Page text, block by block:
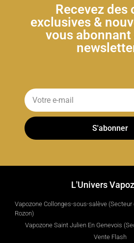
Recevez des
exclusives &
vous abonnant
S'abonner
L'Univers
Vapozone Collonges-sous-salève (Secteur
Rozon)
Vapozone Saint Julien En Genevois
Vente Flash